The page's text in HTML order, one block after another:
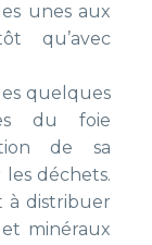
unes aux
qu’avec
quelques
du foie
de sa
déchets.
à distribuer
minéraux